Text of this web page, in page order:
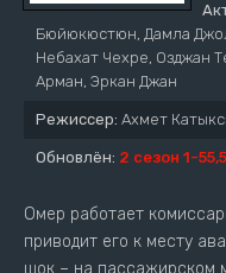
Бюйюкюстюн, Дамла
Небахат Чехре, Озджан
Арман, Эркан Джан
Режиссер: Ахмет
Обновлён: 2 сезон 1-
Омер работает
приводит его к месту
шок – на пассажирском